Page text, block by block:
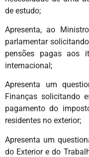
de estudo;
Apresenta, ao
parlamentar
pensões pagas aos
internacional;
Apresenta um
Finanças solicitando
pagamento do
residentes no exterior;
Apresenta um
do Exterior e do